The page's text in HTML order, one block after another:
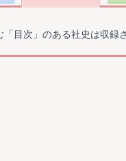
目次」のある社史は収録